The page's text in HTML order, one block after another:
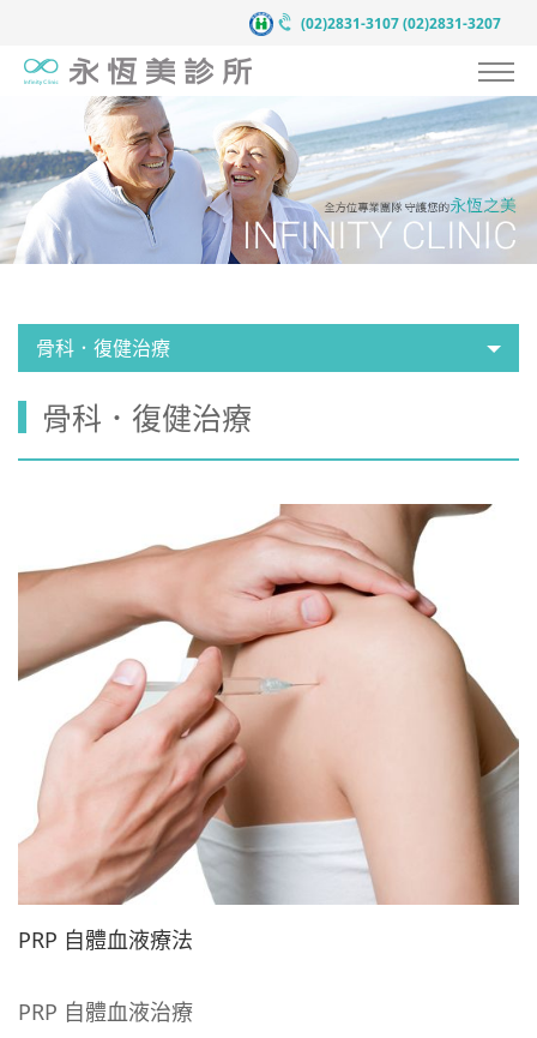
(02)2831-3107(02)2831-3207
認識永恆美
抗衰老預防醫學
服務項目
醫療團隊
醫療新知
新聞中心
繁體中文
骨科．復健治療
骨科．復健治療
PRP 自體血液療法
PRP 自體血液治療